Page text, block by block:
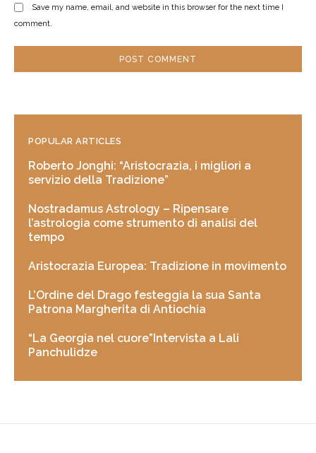
Save my name, email, and website in this browser for the next time I
comment.
POPULAR ARTICLES
Roberto Jonghi: “Aristocrazia, i migliori a
servizio della Tradizione”
Nostradamus Astrology – Ripensare
l’astrologia come strumento di analisi del
tempo
Aristocrazia Europea: Tradizione in movimento
L’Ordine del Drago festeggia la sua Santa
Patrona Margherita di Antiochia
“La Georgia nel cuore”Intervista a Lali
Panchulidze